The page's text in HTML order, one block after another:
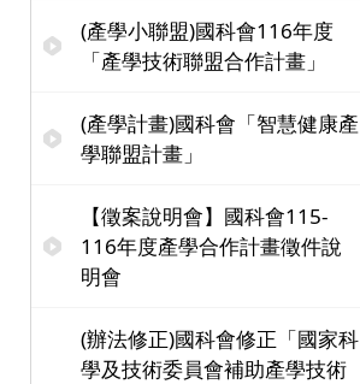
(產學小聯盟)國科會116年度
「產學技術聯盟合作計畫」
(產學計畫)國科會「智慧健康產
學聯盟計畫」
【徵案說明會】國科會115-
116年度產學合作計畫徵件說
明會
(辦法修正)國科會修正「國家科
學及技術委員會補助產學技術